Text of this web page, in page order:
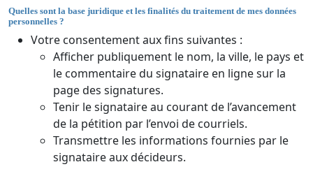
Quelles sont la base juridique et les finalités du traitement de mes données
personnelles ?
Votre consentement aux fins suivantes :
Afficher publiquement le nom, la ville, le pays et
le commentaire du signataire en ligne sur la
page des signatures.
Tenir le signataire au courant de l’avancement
de la pétition par l’envoi de courriels.
Transmettre les informations fournies par le
signataire aux décideurs.